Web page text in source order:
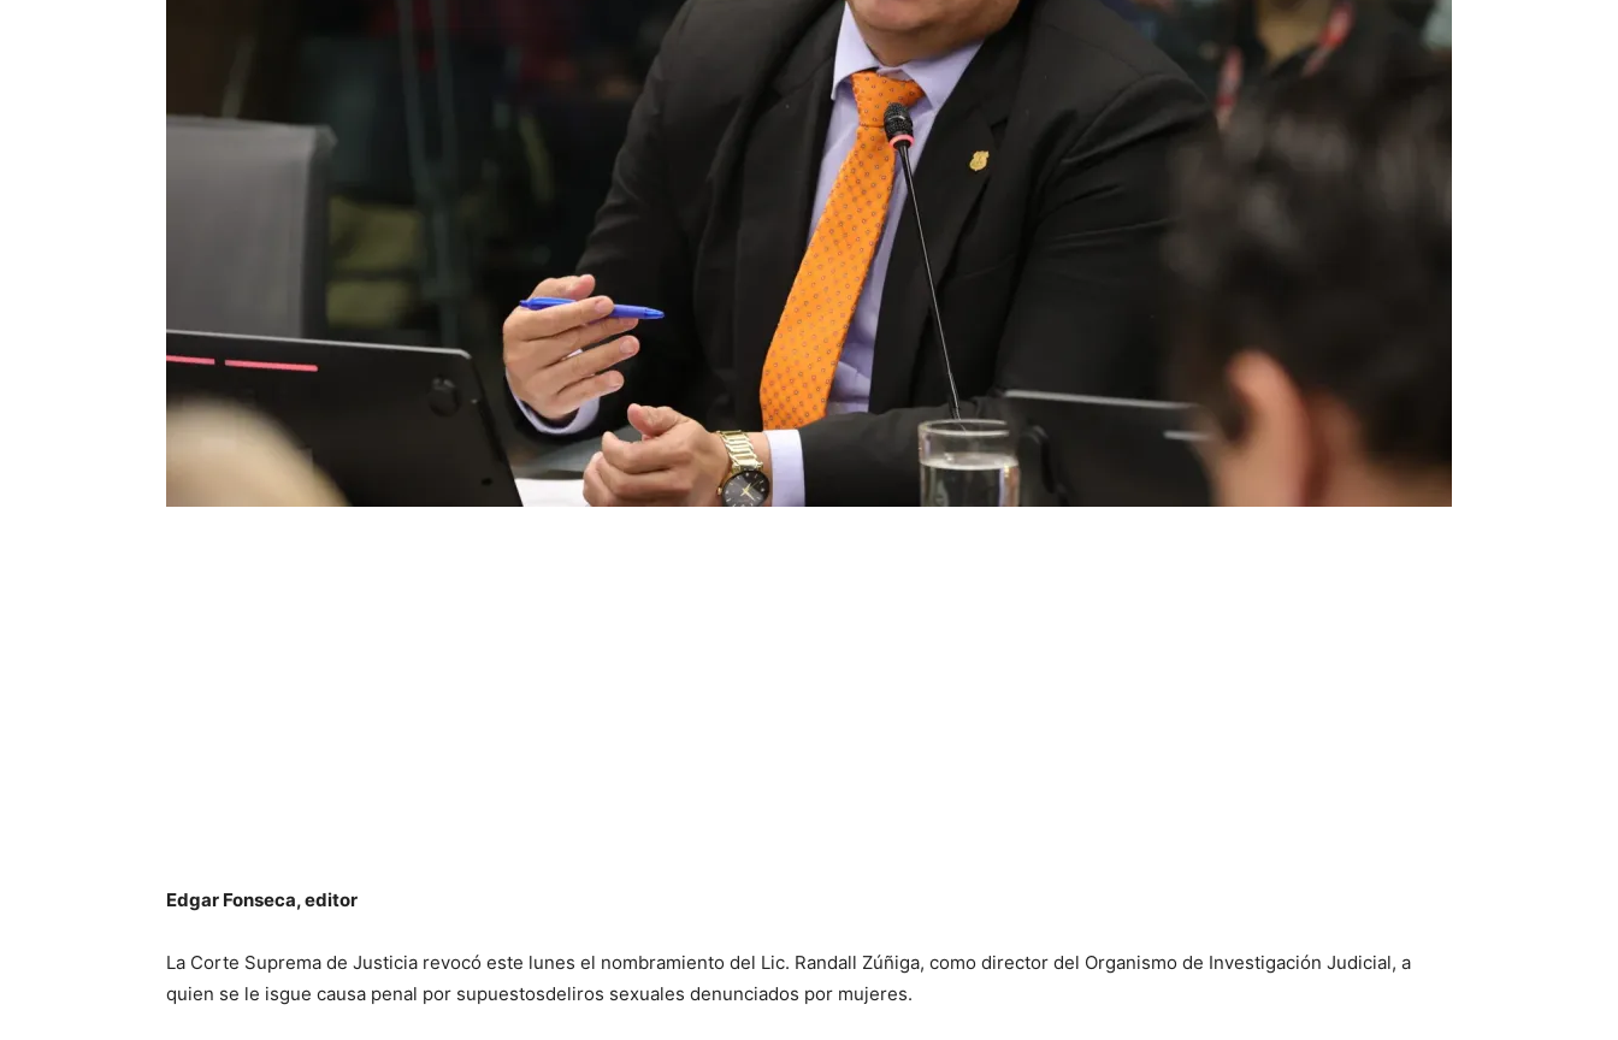
Edgar Fonseca, editor
La Corte Suprema de Justicia revocó este lunes el nombramiento del Lic. Randall Zúñiga, como director del Organismo de Investigación Judicial, a
quien se le isgue causa penal por supuestosdeliros sexuales denunciados por mujeres.